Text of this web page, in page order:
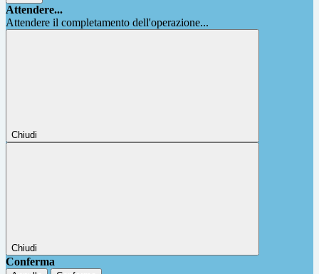
Attendere...
Attendere il completamento dell'operazione...
Chiudi
Chiudi
Conferma